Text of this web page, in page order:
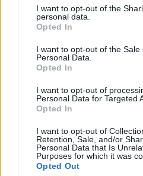
I want to opt-out of the
personal data.
Opted In
I want to opt-out of the Sale
Personal Data.
Opted In
I want to opt-out of
Personal Data for Targeted
Opted In
I want to opt-out of
Retention, Sale, and/or
Personal Data that Is
Purposes for which it was
Opted Out
Vaizdai iš tragiškos avarijos
vaiko gyvybių išgelbėti
vaizdas pribloškia
Žinios
„Pagarba pirmajai premjerei“:
prisiminimais apie Kazimierą